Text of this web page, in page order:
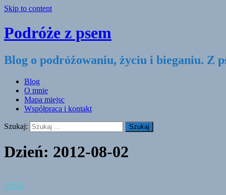
Skip to content
Podróże z psem
Blog o podróżowaniu, życiu i bieganiu. Z
Blog
O mnie
Mapa miejsc
Współpraca i kontakt
Szukaj:
Dzień: 2012-08-02
INNE